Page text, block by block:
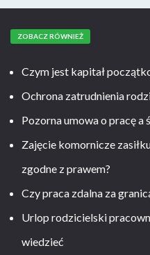
ZOBACZ RÓWNIEŻ
Czym jest kapitał
Ochrona zatrudnienia
Pozorna umowa o pracę
Zajęcie komornicze
zgodne z prawem?
Czy praca zdalna za
Urlop rodzicielski
wiedzieć